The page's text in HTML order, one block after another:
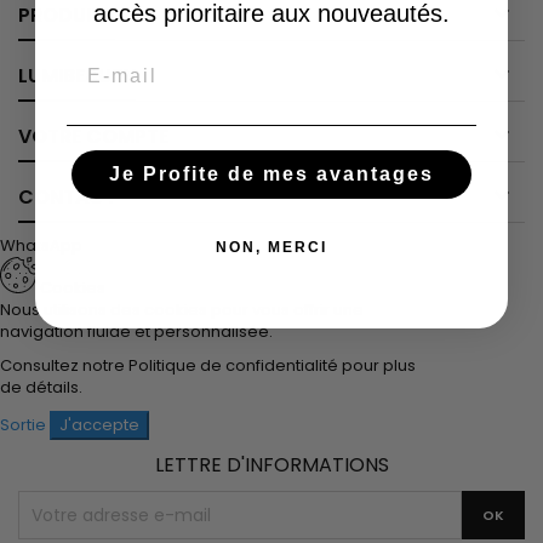
PRODUITS 
LUMIBEAUTY 
VOTRE COMPTE 
CONTACT 
WhatsApp
Nous utilisons des cookies pour vous offrir une
navigation fluide et personnalisée.
Consultez notre Politique de confidentialité pour plus
de détails.
Sortie
J'accepte
LETTRE D'INFORMATIONS
accès prioritaire aux nouveautés.
Je Profite de mes avantages
NON, MERCI